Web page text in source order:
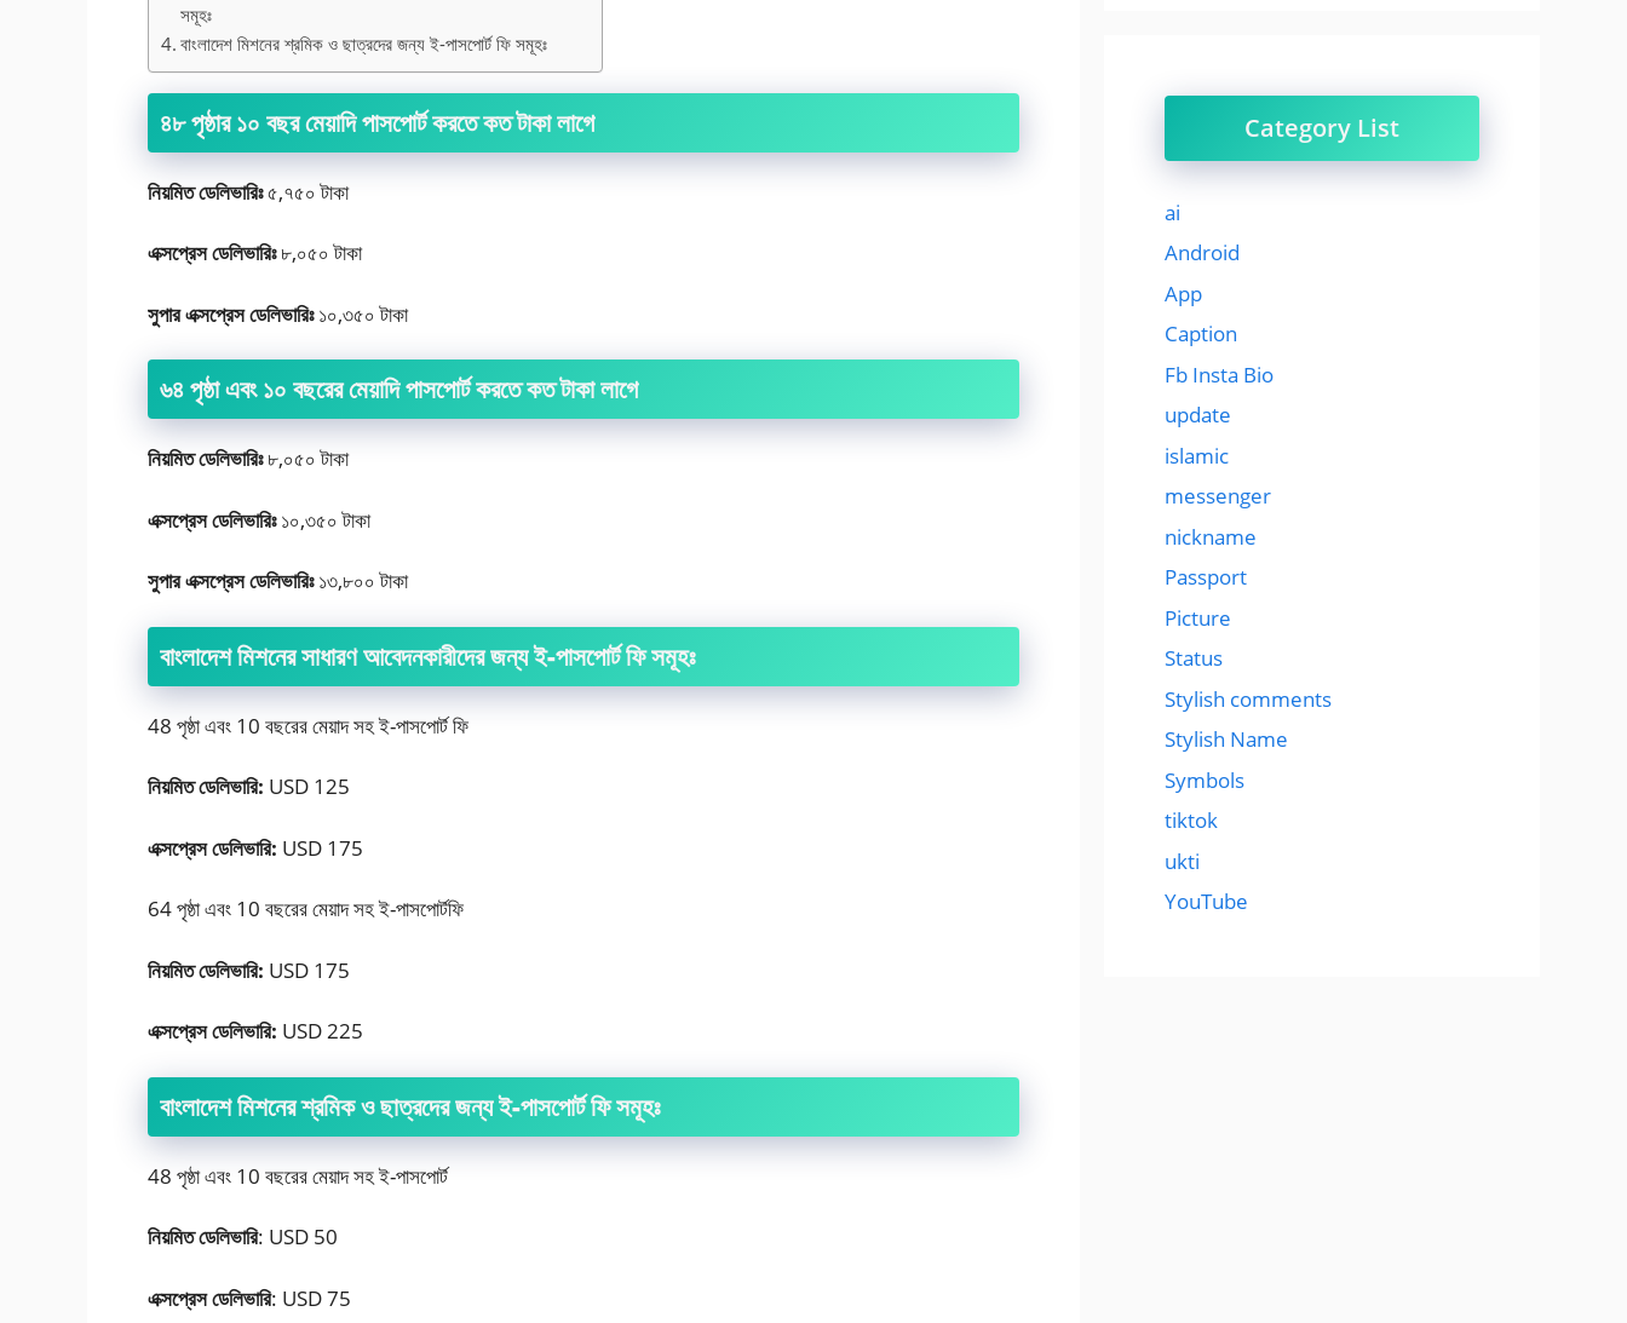
সমূহঃ
বাংলাদেশ মিশনের শ্রমিক ও ছাত্রদের জন্য ই-পাসপোর্ট ফি সমূহঃ
৪৮ পৃষ্ঠার ১০ বছর মেয়াদি পাসপোর্ট করতে কত টাকা লাগে
নিয়মিত ডেলিভারিঃ৫,৭৫০ টাকা
এক্সপ্রেস ডেলিভারিঃ৮,০৫০ টাকা
সুপার এক্সপ্রেস ডেলিভারিঃ১০,৩৫০ টাকা
৬৪ পৃষ্ঠা এবং ১০ বছরের মেয়াদি পাসপোর্ট করতে কত টাকা লাগে
নিয়মিত ডেলিভারিঃ৮,০৫০ টাকা
এক্সপ্রেস ডেলিভারিঃ১০,৩৫০ টাকা
সুপার এক্সপ্রেস ডেলিভারিঃ১৩,৮০০ টাকা
বাংলাদেশ মিশনের সাধারণ আবেদনকারীদের জন্য ই-পাসপোর্ট ফি সমূহঃ
48 পৃষ্ঠা এবং 10 বছরের মেয়াদ সহ ই-পাসপোর্ট ফি
নিয়মিত ডেলিভারি: USD 125
এক্সপ্রেস ডেলিভারি: USD 175
64 পৃষ্ঠা এবং 10 বছরের মেয়াদ সহ ই-পাসপোর্ট‌ফি
নিয়মিত ডেলিভারি: USD 175
এক্সপ্রেস ডেলিভারি: USD 225
বাংলাদেশ মিশনের শ্রমিক ও ছাত্রদের জন্য ই-পাসপোর্ট ফি সমূহঃ
48 পৃষ্ঠা এবং 10 বছরের মেয়াদ সহ ই-পাসপোর্ট
নিয়মিত ডেলিভারি: USD 50
এক্সপ্রেস ডেলিভারি: USD 75
Category List
ai
Android
App
Caption
Fb Insta Bio
update
islamic
messenger
nickname
Passport
Picture
Status
Stylish comments
Stylish Name
Symbols
tiktok
ukti
YouTube